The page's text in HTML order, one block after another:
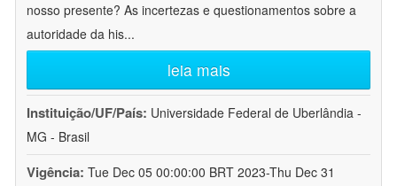
nosso presente? As incertezas e questionamentos sobre a
autoridade da his...
leia mais
Instituição/UF/País: Universidade Federal de Uberlândia -
MG - Brasil
Vigência: Tue Dec 05 00:00:00 BRT 2023-Thu Dec 31